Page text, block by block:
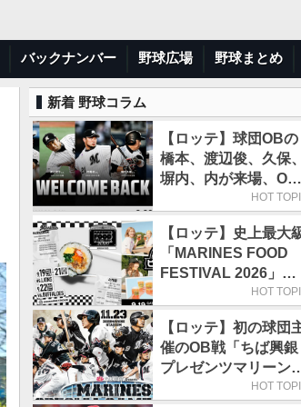
バックナンバー 野球広場 野球まとめ
新着 野球コラム
【ロッテ】球団OBの
橋本、渡辺俊、久保、
塀内、内が来場、OB
解説も／9月22日開催
HOT
【ロッテ】史上最大
「MARINES FOOD
FESTIVAL 2026」第4
弾「KOREAN
日／初日はビール半
デー
HOT
【ロッテ】初の球団
催のOB戦「ちば興銀
プレゼンツマリーン
スペシャルゲーム
HOT